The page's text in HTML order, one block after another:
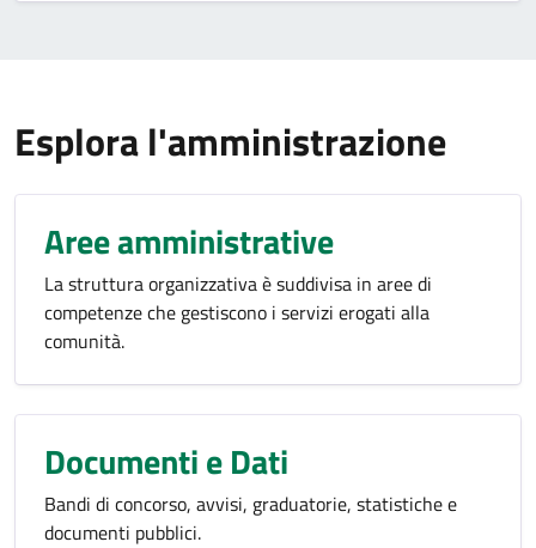
Esplora l'amministrazione
Aree amministrative
La struttura organizzativa è suddivisa in aree di
competenze che gestiscono i servizi erogati alla
comunità.
Documenti e Dati
Bandi di concorso, avvisi, graduatorie, statistiche e
documenti pubblici.